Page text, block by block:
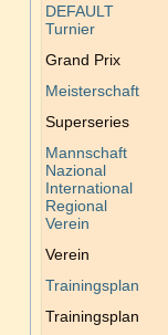
DEFAULT
Turnier
Grand Prix
Meisterschaft
Superseries
Mannschaft
Nazional
International
Regional
Verein
Verein
Trainingsplan
Trainingsplan